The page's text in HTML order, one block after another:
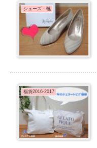
シューズ・靴
福袋2016-2017